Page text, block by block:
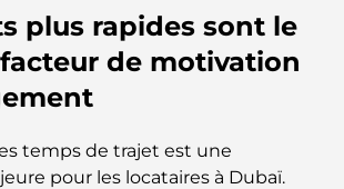
in the World: Automotive Legends
style de vie professionnel
plus rapides sont le
de motivation
temps de trajet est une
pour les locataires à Dubaï.